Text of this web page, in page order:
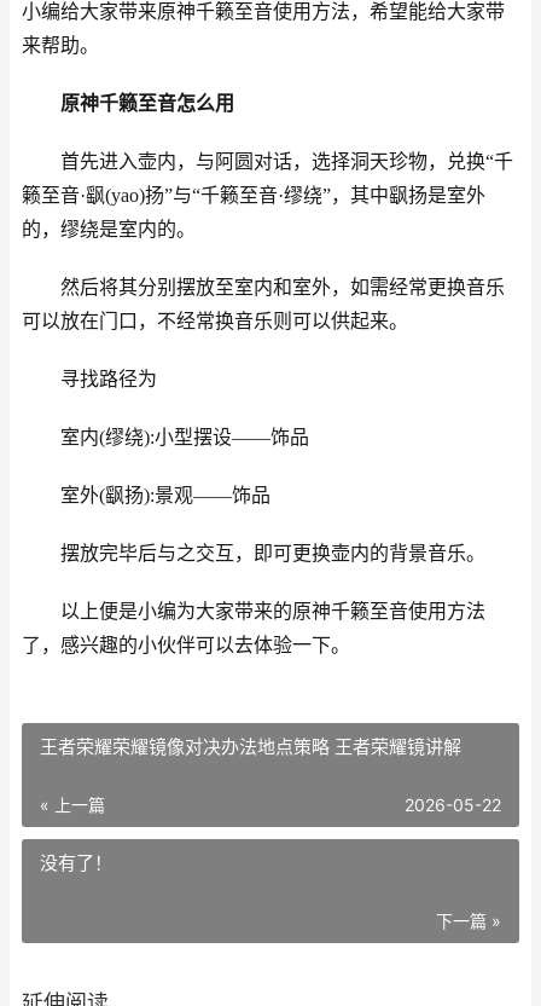
小编给大家带来原神千籁至音使用方法，希望能给大家带
来帮助。
原神千籁至音怎么用
首先进入壶内，与阿圆对话，选择洞天珍物，兑换“千
籁至音·飖(yao)扬”与“千籁至音·缪绕”，其中飖扬是室外
的，缪绕是室内的。
然后将其分别摆放至室内和室外，如需经常更换音乐
可以放在门口，不经常换音乐则可以供起来。
寻找路径为
室内(缪绕):小型摆设——饰品
室外(飖扬):景观——饰品
摆放完毕后与之交互，即可更换壶内的背景音乐。
以上便是小编为大家带来的原神千籁至音使用方法
了，感兴趣的小伙伴可以去体验一下。
王者荣耀荣耀镜像对决办法地点策略 王者荣耀镜讲解
« 上一篇 2026-05-22
没有了！
下一篇 »